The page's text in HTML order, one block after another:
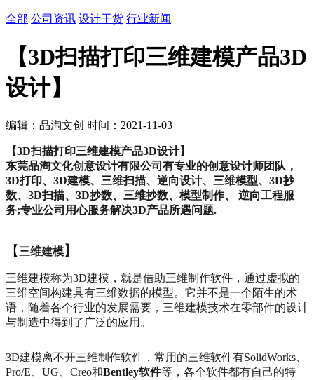
全部 公司资讯 设计干货 行业新闻
【3D扫描打印三维建模产品3D
设计】
编辑：品淘文创 时间：2021-11-03
【3D扫描打印三维建模产品3D设计】
东莞品淘文化创意设计有限公司有专业的创意设计师团队，
3D打印、 3D建模、三维扫描、逆向设计、三维模型、 3D抄
数、 3D扫描、 3D抄数、三维抄数、模型制作、 逆向工程服
务;专业公司用心服务解决3D产品所遇问题.
【 三维建模】
三维建模称为3D建模，就是借助三维制作软件，通过虚拟的
三维空间构建具有三维数据的模型。它并不是一个陌生的术
语，随着各个行业的发展需要，三维建模技术在零部件的设计
与制造中得到了广泛的应用。
3D建模离不开三维制作软件，常用的三维软件有SolidWorks
Pro/E
UG Creo和Bentley软件等，各个软件都有自己的特